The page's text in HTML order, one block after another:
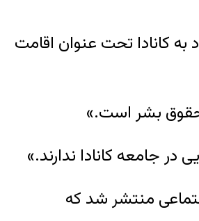
کانادا تحت عنوان اقامت
جامعه کانادا ندارند.»
منتشر شد که